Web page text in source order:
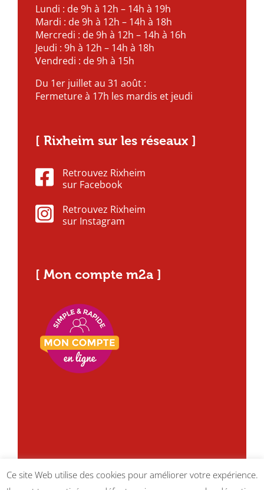
Lundi : de 9h à 12h – 14h à 19h
Mardi : de 9h à 12h – 14h à 18h
Mercredi : de 9h à 12h – 14h à 16h
Jeudi : 9h à 12h – 14h à 18h
Vendredi : de 9h à 15h
Du 1er juillet au 31 août :
Fermeture à 17h les mardis et jeudi
[ Rixheim sur les réseaux ]
Retrouvez Rixheim
sur Facebook
Retrouvez Rixheim
sur Instagram
[ Mon compte m2a ]
Ce site Web utilise des cookies pour améliorer votre expérience.